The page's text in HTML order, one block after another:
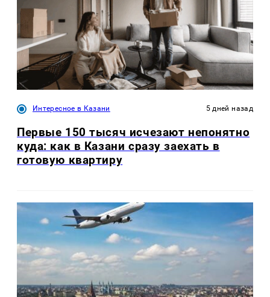
Интересное в Казани 5 дней назад
Первые 150 тысяч исчезают непонятно
куда: как в Казани сразу заехать в
готовую квартиру